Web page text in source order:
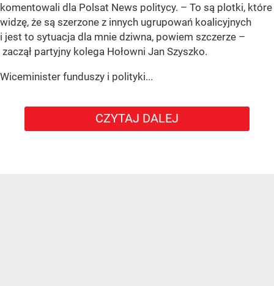
komentowali dla Polsat News politycy. – To są plotki, które
widzę, że są szerzone z innych ugrupowań koalicyjnych
i jest to sytuacja dla mnie dziwna, powiem szczerze –
zaczął partyjny kolega Hołowni Jan Szyszko.
Wiceminister funduszy i polityki...
CZYTAJ DALEJ